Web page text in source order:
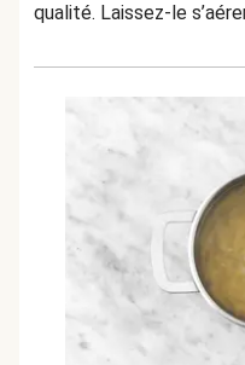
qualité. Laissez-le